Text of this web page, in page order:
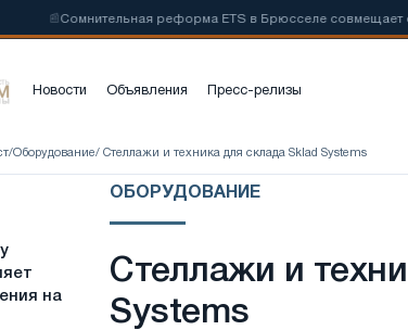
Сомнительная реформа ETS в Брюсселе совмещает
Новости Объявления Пресс-релизы
/Оборудование/ Стеллажи и техника для склада Sklad Systems
на
ОБОРУДОВАНИЕ
Стеллажи и
Systems